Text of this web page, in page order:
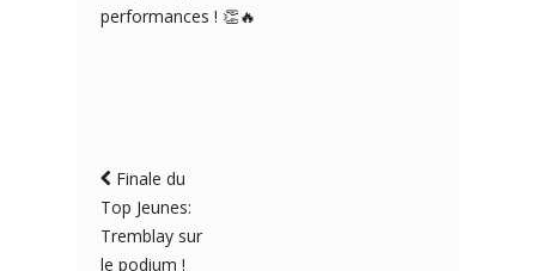
performances ! 👏🔥
Finale du
Top Jeunes:
Tremblay sur
le podium !